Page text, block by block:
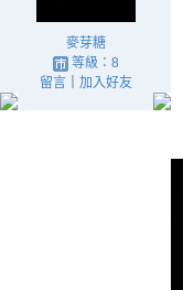
麥芽糖
等級：8
留言｜ 加入好友